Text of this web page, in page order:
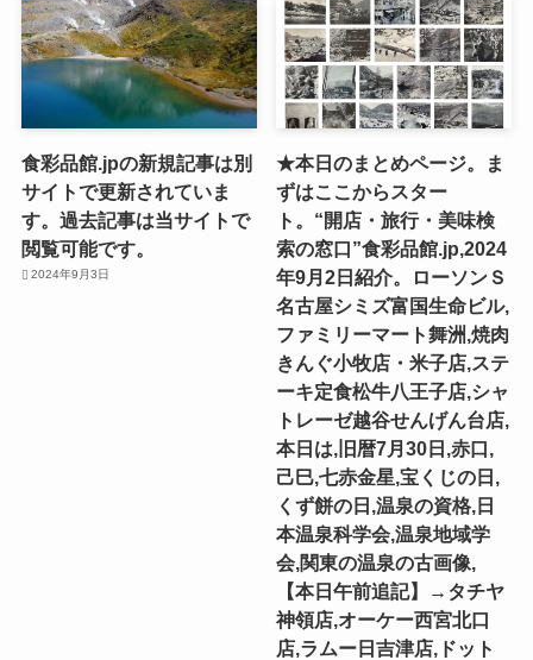
食彩品館.jpの新規記事は別
サイトで更新されていま
す。過去記事は当サイトで
閲覧可能です。
2024年9月3日
★本日のまとめページ。ま
ずはここからスター
ト。“開店・旅行・美味検
索の窓口”食彩品館.jp,2024
年9月2日紹介。ローソンＳ
名古屋シミズ富国生命ビル,
ファミリーマート舞洲,焼肉
きんぐ小牧店・米子店,ステ
ーキ定食松牛八王子店,シャ
トレーゼ越谷せんげん台店,
本日は,旧暦7月30日,赤口,
己巳,七赤金星,宝くじの日,
くず餅の日,温泉の資格,日
本温泉科学会,温泉地域学
会,関東の温泉の古画像,
【本日午前追記】→タチヤ
神領店,オーケー西宮北口
店,ラムー日吉津店,ドット